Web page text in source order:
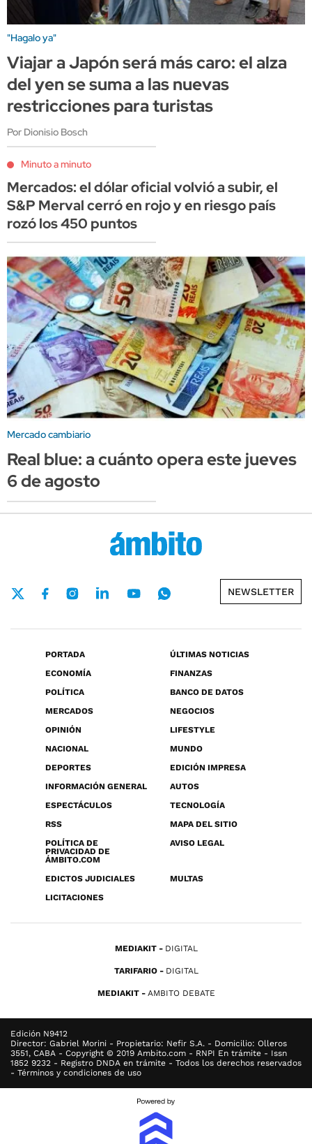
"Hagalo ya"
Viajar a Japón será más caro: el alza
del yen se suma a las nuevas
restricciones para turistas
Por Dionisio Bosch
Minuto a minuto
Mercados: el dólar oficial volvió a subir, el
S&P Merval cerró en rojo y en riesgo país
rozó los 450 puntos
Mercado cambiario
Real blue: a cuánto opera este jueves
6 de agosto
NEWSLETTER
PORTADA
ÚLTIMAS NOTICIAS
ECONOMÍA
FINANZAS
POLÍTICA
BANCO DE DATOS
MERCADOS
NEGOCIOS
OPINIÓN
LIFESTYLE
NACIONAL
MUNDO
DEPORTES
EDICIÓN IMPRESA
INFORMACIÓN GENERAL
AUTOS
ESPECTÁCULOS
TECNOLOGÍA
RSS
MAPA DEL SITIO
POLÍTICA DE
PRIVACIDAD DE
ÁMBITO.COM
AVISO LEGAL
EDICTOS JUDICIALES
MULTAS
LICITACIONES
MEDIAKIT DIGITAL
TARIFARIO DIGITAL
MEDIAKIT AMBITO DEBATE
Edición N9412
Director: Gabriel Morini - Propietario: Nefir S.A. - Domicilio: Olleros
3551, CABA - Copyright © 2019 Ambito.com - RNPI En trámite - Issn
1852 9232 - Registro DNDA en trámite - Todos los derechos reservados
- Términos y condiciones de uso